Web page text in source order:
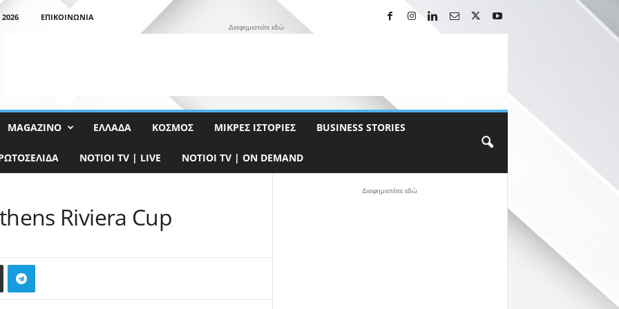
ΕΠΙΚΟΙΝΩΝΊΑ
Διαφημιστείτε εδώ
MAGAZINO ΕΛΛΆΔΑ ΚΌΣΜΟΣ ΜΙΚΡΈΣ ΙΣΤΟΡΊΕΣ BUSINESS STORIES
NOTIOI TV | LIVE NOTIOI TV | ON DEMAND
Riviera Cup
Διαφημιστέιτε εδώ